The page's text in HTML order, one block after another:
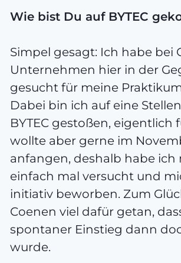
Wie bist Du auf BYTEC
Simpel gesagt: Ich habe bei
Unternehmen hier in der
gesucht für meine
Dabei bin ich auf eine
BYTEC gestoßen, eigentlich
wollte aber gerne im
anfangen, deshalb habe ich
einfach mal versucht und
initiativ beworben. Zum
Coenen viel dafür getan,
spontaner Einstieg dann
wurde.